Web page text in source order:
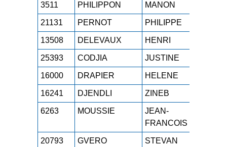
3511 PHILIPPON MANON
21131 PERNOT PHILIPPE
13508 DELEVAUX HENRI
25393 CODJIA JUSTINE
16000 DRAPIER HELENE
16241 DJENDLI ZINEB
6263 MOUSSIE
JEAN-
FRANCOIS
20793 GVERO STEVAN